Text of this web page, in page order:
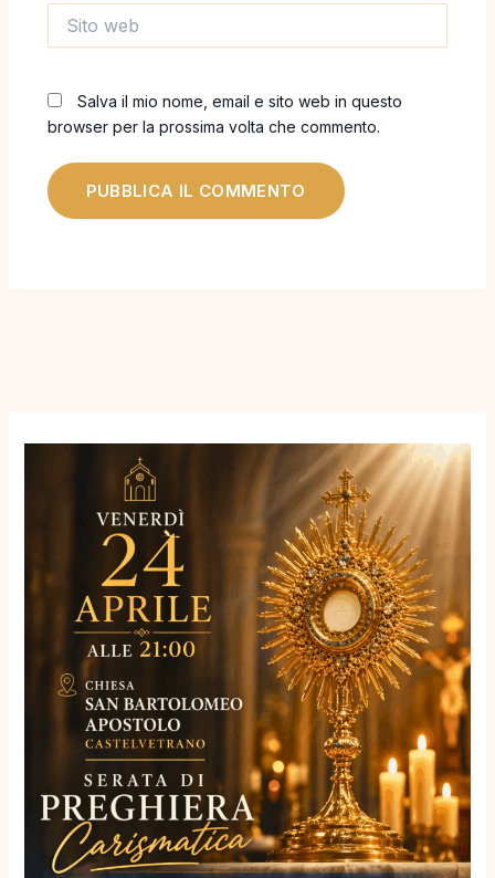
web
Salva il mio nome, email e sito web in questo
browser per la prossima volta che commento.